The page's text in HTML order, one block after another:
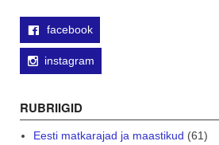
facebook
instagram
RUBRIIGID
Eesti matkarajad ja maastikud (61)